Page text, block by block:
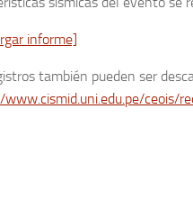
informe]
también pueden ser
ceois/